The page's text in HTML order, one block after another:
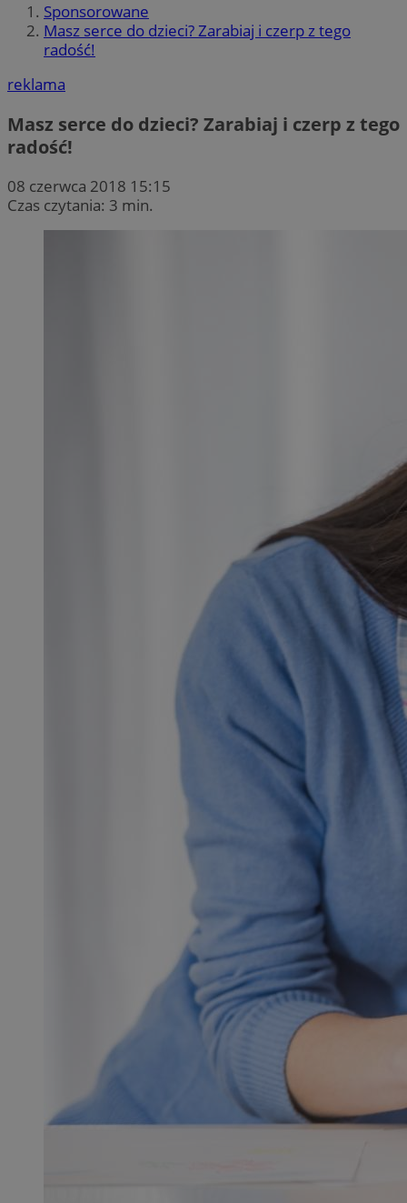
Sponsorowane
Masz serce do dzieci? Zarabiaj i czerp z tego
radość!
reklama
Masz serce do dzieci? Zarabiaj i czerp z tego
radość!
08 czerwca 2018 15:15
Czas czytania: 3 min.